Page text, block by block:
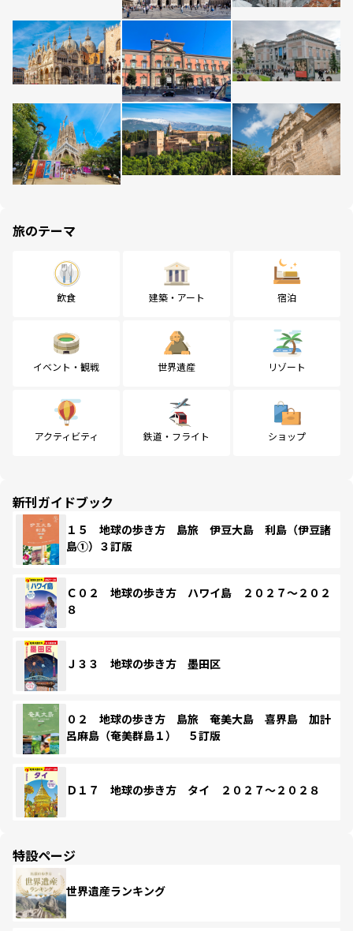
旅のテーマ
飲食 建築・アート 宿泊
イベント・観戦 世界遺産 リゾート
アクティビティ 鉄道・フライト ショップ
新刊ガイドブック
１５ 地球の歩き方 島旅 伊豆大島 利島（伊豆諸
島①）３訂版
Ｃ０２ 地球の歩き方 ハワイ島 ２０２７～２０２
８
Ｊ３３ 地球の歩き方 墨田区
０２ 地球の歩き方 島旅 奄美大島 喜界島 加計
呂麻島（奄美群島１） ５訂版
Ｄ１７ 地球の歩き方 タイ ２０２７～２０２８
特設ページ
世界遺産ランキング